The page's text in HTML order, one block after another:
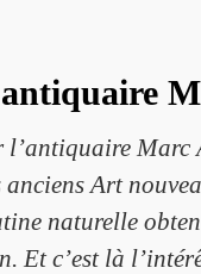
Marc
anciens Art
naturelle
Et c’est là